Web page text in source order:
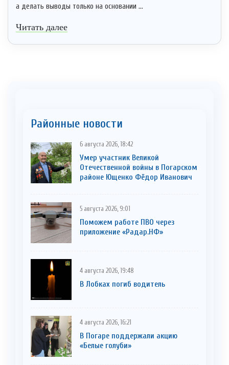
а делать выводы только на основании ...
Читать далее
Районные новости
6 августа 2026, 18:42
Умер участник Великой
Отечественной войны в Погарском
районе Ющенко Фёдор Иванович
5 августа 2026, 9:01
Поможем работе ПВО через
приложение «Радар.НФ»
4 августа 2026, 19:48
В Лобках погиб водитель
4 августа 2026, 16:21
В Погаре поддержали акцию
«Белые голуби»